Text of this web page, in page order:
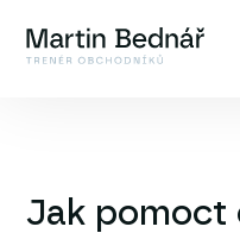
Jak pomoct